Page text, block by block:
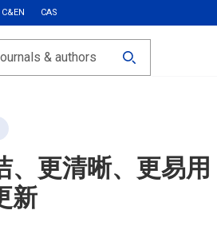
C&EN CAS
、更清晰、更易
新